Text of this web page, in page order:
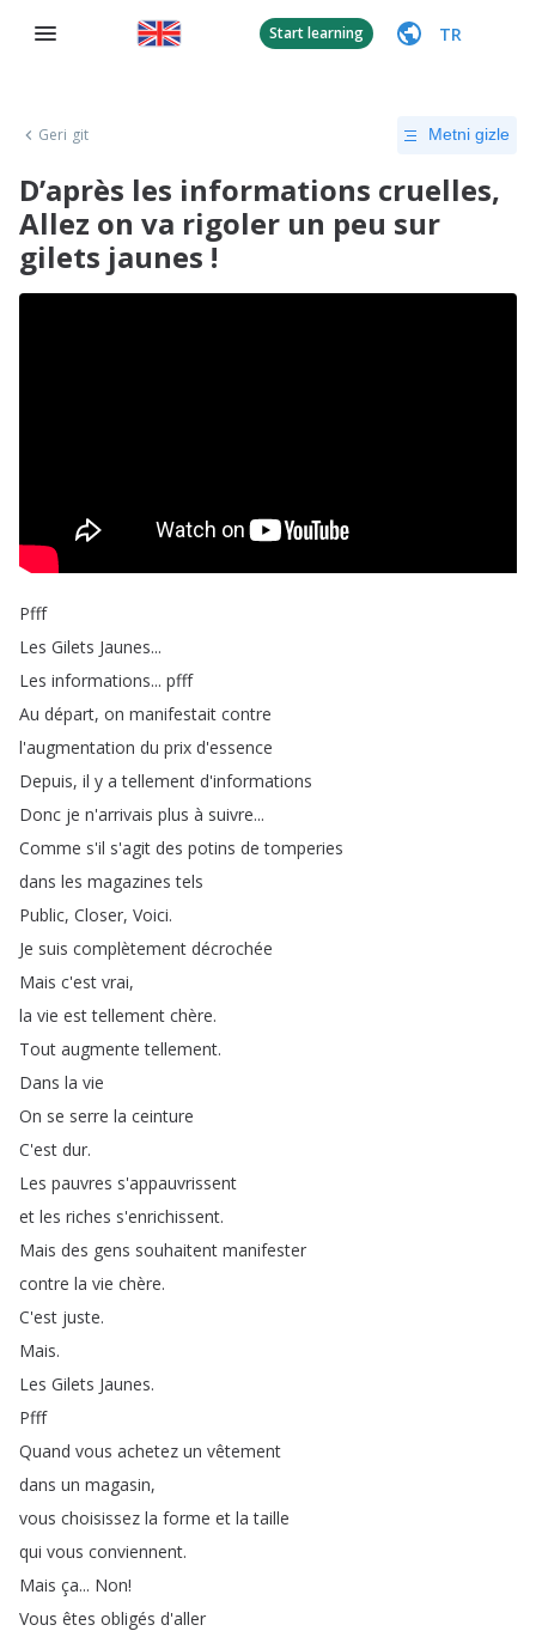
Start learning TR
Geri git Metni gizle
D’après les informations cruelles,
Allez on va rigoler un peu sur
gilets jaunes !
Pfff
Les Gilets Jaunes...
Les informations... pfff
Au départ, on manifestait contre
l'augmentation du prix d'essence
Depuis, il y a tellement d'informations
Donc je n'arrivais plus à suivre...
Comme s'il s'agit des potins de tomperies
dans les magazines tels
Public, Closer, Voici.
Je suis complètement décrochée
Mais c'est vrai,
la vie est tellement chère.
Tout augmente tellement.
Dans la vie
On se serre la ceinture
C'est dur.
Les pauvres s'appauvrissent
et les riches s'enrichissent.
Mais des gens souhaitent manifester
contre la vie chère.
C'est juste.
Mais.
Les Gilets Jaunes.
Pfff
Quand vous achetez un vêtement
dans un magasin,
vous choisissez la forme et la taille
qui vous conviennent.
Mais ça... Non!
Vous êtes obligés d'aller